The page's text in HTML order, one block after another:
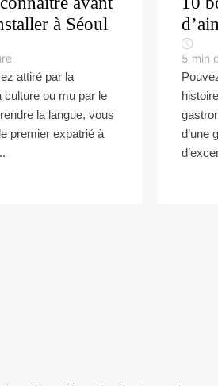
à Séoul
attiré par la
culture ou mu par le
la langue, vous
premier expatrié à
5 min
d’une